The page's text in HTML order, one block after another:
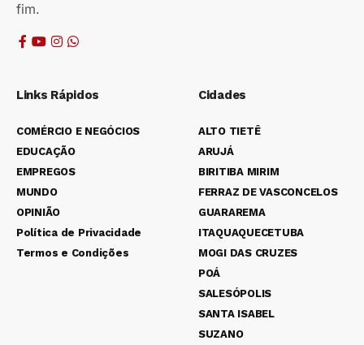
fim.
Links Rápidos
COMÉRCIO E NEGÓCIOS
EDUCAÇÃO
EMPREGOS
MUNDO
OPINIÃO
Política de Privacidade
Termos e Condições
Cidades
ALTO TIETÊ
ARUJÁ
BIRITIBA MIRIM
FERRAZ DE VASCONCELOS
GUARAREMA
ITAQUAQUECETUBA
MOGI DAS CRUZES
POÁ
SALESÓPOLIS
SANTA ISABEL
SUZANO